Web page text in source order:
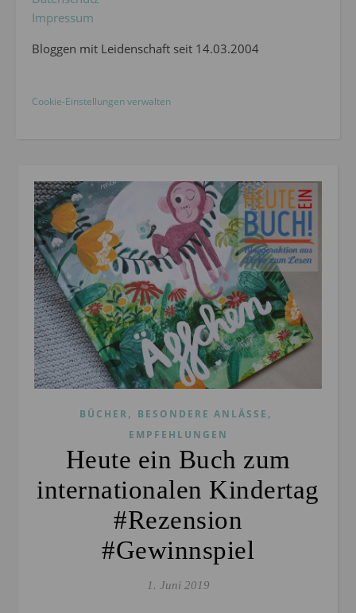
Impressum
Bloggen mit Leidenschaft seit 14.03.2004
Cookie-Einstellungen verwalten
BÜCHER, BESONDERE ANLÄSSE ,
EMPFEHLUNGEN
Heute ein Buch zum
internationalen Kindertag
#Rezension
#Gewinnspiel
1. Juni 2019